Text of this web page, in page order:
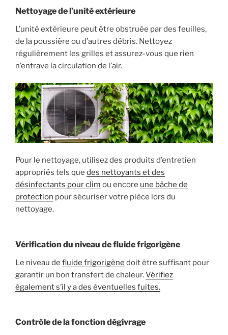
Nettoyage de l’unité extérieure
L’unité extérieure peut être obstruée par des feuilles,
de la poussière ou d’autres débris. Nettoyez
régulièrement les grilles et assurez-vous que rien
n’entrave la circulation de l’air.
Pour le nettoyage, utilisez des produits d’entretien
appropriés tels que des nettoyants et des
désinfectants pour clim ou encore une bâche de
protection pour sécuriser votre pièce lors du
nettoyage.
Vérification du niveau de fluide frigorigène
Le niveau de fluide frigorigène doit être suffisant pour
garantir un bon transfert de chaleur.Vérifiez
également s’il y a des éventuelles fuites.
Contrôle de la fonction dégivrage